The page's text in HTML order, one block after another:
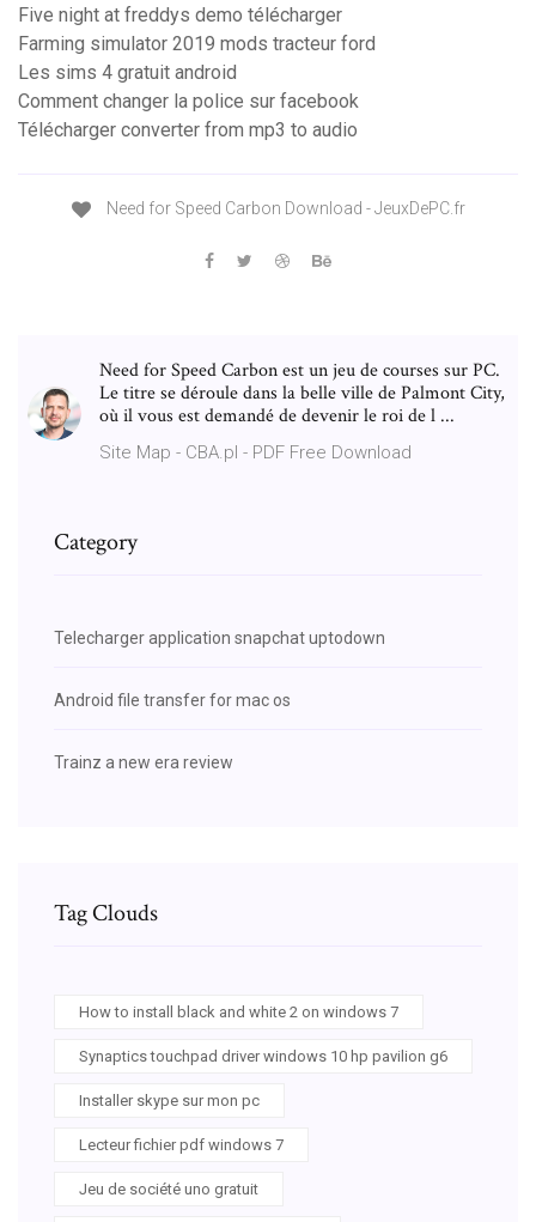
Five night at freddys demo télécharger
Farming simulator 2019 mods tracteur ford
Les sims 4 gratuit android
Comment changer la police sur facebook
Télécharger converter from mp3 to audio
Need for Speed Carbon Download - JeuxDePC.fr
Need for Speed Carbon est un jeu de courses sur PC.
Le titre se déroule dans la belle ville de Palmont City,
où il vous est demandé de devenir le roi de l ...
Site Map - CBA.pl - PDF Free Download
Category
Telecharger application snapchat uptodown
Android file transfer for mac os
Trainz a new era review
Tag Clouds
How to install black and white 2 on windows 7
Synaptics touchpad driver windows 10 hp pavilion g6
Installer skype sur mon pc
Lecteur fichier pdf windows 7
Jeu de société uno gratuit